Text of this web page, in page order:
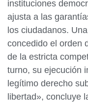
instituciones
ajusta a las
los ciudadanos.
concedido el orden
de la estricta
turno, su ejecución
legítimo derecho
libertad», concluye